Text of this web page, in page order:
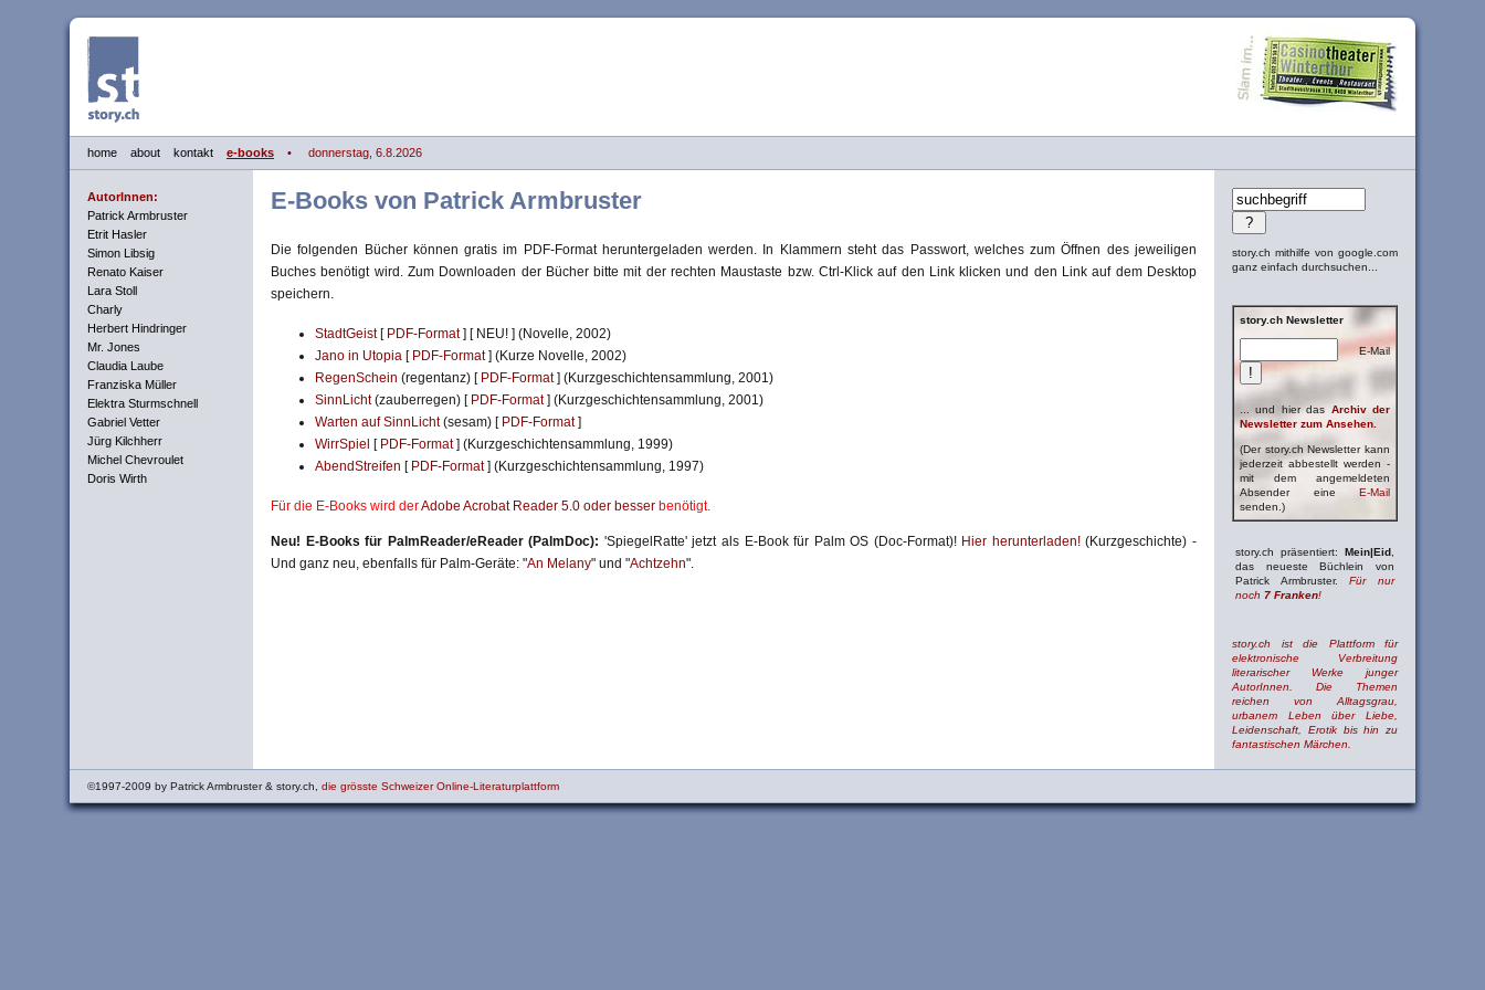
home about kontakt e-books • donnerstag, 6.8.2026
AutorInnen:
Patrick Armbruster
Etrit Hasler
Simon Libsig
Renato Kaiser
Lara Stoll
Charly
Herbert Hindringer
Mr. Jones
Claudia Laube
Franziska Müller
Elektra Sturmschnell
Gabriel Vetter
Jürg Kilchherr
Michel Chevroulet
Doris Wirth
E-Books von Patrick Armbruster
Die folgenden Bücher können gratis im PDF-Format heruntergeladen werden. In Klammern steht das Passwort, welches zum Öffnen des jeweiligen
Buches benötigt wird. Zum Downloaden der Bücher bitte mit der rechten Maustaste bzw. Ctrl-Klick auf den Link klicken und den Link auf dem Desktop
speichern.
StadtGeist[ PDF-Format] [ NEU! ] (Novelle, 2002)
Jano in Utopia [ PDF-Format] (Kurze Novelle, 2002)
RegenSchein (regentanz) [ PDF-Format] (Kurzgeschichtensammlung, 2001)
SinnLicht(zauberregen) [ PDF-Format] (Kurzgeschichtensammlung, 2001)
Warten auf SinnLicht(sesam) [ PDF-Format]
WirrSpiel
[ PDF-Format] (Kurzgeschichtensammlung, 1999)
AbendStreifen [ PDF-Format] (Kurzgeschichtensammlung, 1997)
Für die E-Books wird derAdobe Acrobat Reader 5.0 oder besser benötigt.
Neu! E-Books für PalmReader/eReader (PalmDoc): 'SpiegelRatte' jetzt als E-Book für Palm OS (Doc-Format)! Hier herunterladen!(Kurzgeschichte) -
Und ganz neu, ebenfalls für Palm-Geräte: "An Melany" und "Achtzehn".
story.ch mithilfe von google.com
ganz einfach durchsuchen...
story.ch Newsletter
E-Mail
... und hier das Archiv der
Newsletter zum Ansehen.
(Der story.ch Newsletter kann
jederzeit abbestellt werden -
mit dem angemeldeten
Absender eine E-Mail
senden.)
story.ch präsentiert: Mein|Eid
das neueste Büchlein von
Patrick Armbruster.Für nur
noch 7 Franken!
story.ch ist die Plattform für
elektronische Verbreitung
literarischer Werke junger
AutorInnen. Die Themen
reichen von Alltagsgrau,
urbanem Leben über Liebe,
Leidenschaft, Erotik bis hin zu
fantastischen Märchen.
©1997-2009 by Patrick Armbruster & story.ch, die grösste Schweizer Online-Literaturplattform